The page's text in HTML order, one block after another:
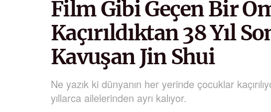
Film Gibi Geçen Bir
Kaçırıldıktan 38 Yıl
Kavuşan Jin Shui
Ne yazık ki dünyanın her yerinde çocuklar
yıllarca ailelerinden ayrı kalıyor.